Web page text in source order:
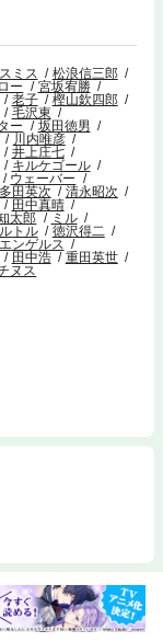
の本質をフロイトは
〉精神分析入門／自
の大思想」を底本と
スミス
松浪信三郎
ー
宮坂宥勝
老子
樫山欽四郎
毛沢東
ー
坂田徳男
川内唯彦
井上庄七
キルケゴール
ウェーバー
多田英次
清永昭次
田中真晴
太郎
ミル
トル
徳沢得二
エンゲルス
田中浩
重田英世
ヌス